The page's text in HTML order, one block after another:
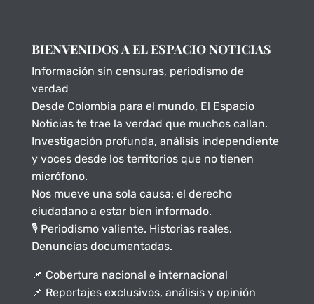
BIENVENIDOS A EL ESPACIO NOTICIAS
Información sin censuras, periodismo de
verdad
Desde Colombia para el mundo, El Espacio
Noticias te trae la verdad que muchos callan.
Investigación profunda, análisis independiente
y voces desde los territorios que no tienen
micrófono.
Nos mueve una sola causa: el derecho
ciudadano a estar bien informado.
🎙️ Periodismo valiente. Historias reales.
Denuncias documentadas.
📌 Cobertura nacional e internacional
📌 Reportajes exclusivos, análisis y opinión